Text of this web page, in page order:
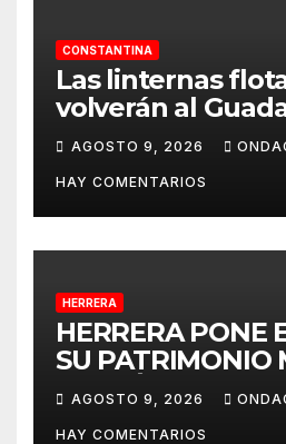
CONSTANTINA
Las linternas
volverán al
la Ceremonia
de Coria del Río
AGOSTO 9, 2026
HAY COMENTARIOS
HERRERA
HERRERA PONE
SU PATRIMONIO
TRAVÉS DEL
«MUSICALIZA
AGOSTO 9, 2026
HAY COMENTARIOS